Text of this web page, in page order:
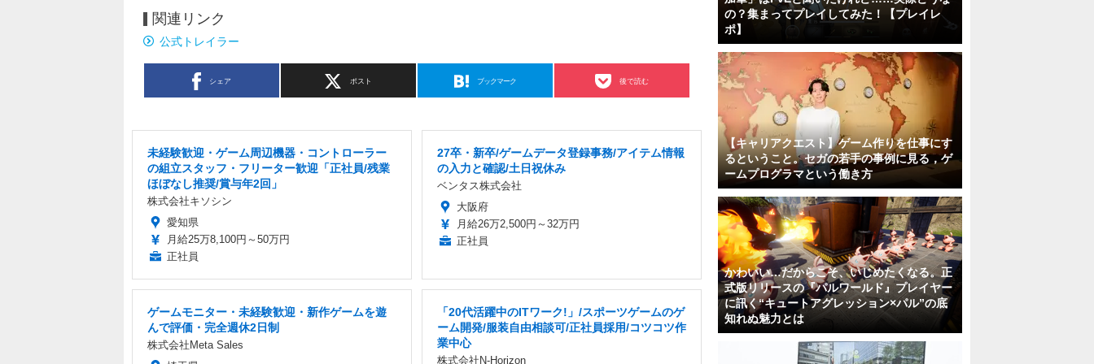
関連リンク
公式トレイラー
シェア ポスト ブックマーク 後で読む
未経験歓迎・ゲーム周辺機器・コントローラー
の組立スタッフ・フリーター歓迎「正社員/残業
ほぼなし推奨/賞与年2回」
株式会社キソシン
愛知県
月給25万8,100円～50万円
正社員
27卒・新卒/ゲームデータ登録事務/アイテム情報
の入力と確認/土日祝休み
ベンタス株式会社
大阪府
月給26万2,500円～32万円
正社員
ゲームモニター・未経験歓迎・新作ゲームを遊
んで評価・完全週休2日制
株式会社Meta Sales
「20代活躍中のITワーク!」/スポーツゲームのゲ
ーム開発/服装自由相談可/正社員採用/コツコツ作
業中心
株式会社N-Horizon
の？集まってプレイしてみた！【プレイレ
ポ】
【キャリアクエスト】ゲーム作りを仕事にす
るということ。セガの若手の事例に見る，ゲ
ームプログラマという働き方
かわいい…だからこそ、いじめたくなる。正
式版リリースの『パルワールド』プレイヤー
に訊く“キュートアグレッション×パル”の底
知れぬ魅力とは